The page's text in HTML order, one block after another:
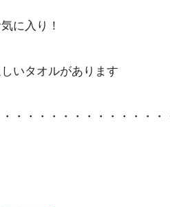
に入り！
いタオルがあります
・・・・・・・・・・・・・